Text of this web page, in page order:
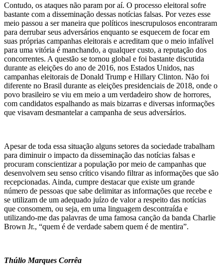
Contudo, os ataques não param por aí. O processo eleitoral sofre
bastante com a disseminação dessas notícias falsas. Por vezes esse
meio passou a ser maneira que políticos inescrupulosos encontraram
para derrubar seus adversários enquanto se esquecem de focar em
suas próprias campanhas eleitorais e acreditam que o meio infalível
para uma vitória é manchando, a qualquer custo, a reputação dos
concorrentes. A questão se tornou global e foi bastante discutida
durante as eleições do ano de 2016, nos Estados Unidos, nas
campanhas eleitorais de Donald Trump e Hillary Clinton. Não foi
diferente no Brasil durante as eleições presidenciais de 2018, onde o
povo brasileiro se viu em meio a um verdadeiro show de horrores,
com candidatos espalhando as mais bizarras e diversas informações
que visavam desmantelar a campanha de seus adversários.
Apesar de toda essa situação alguns setores da sociedade trabalham
para diminuir o impacto da disseminação das notícias falsas e
procuram conscientizar a população por meio de campanhas que
desenvolvem seu senso crítico visando filtrar as informações que são
recepcionadas. Ainda, cumpre destacar que existe um grande
número de pessoas que sabe delimitar as informações que recebe e
se utilizam de um adequado juízo de valor a respeito das notícias
que consomem, ou seja, em uma linguagem descontraída e
utilizando-me das palavras de uma famosa canção da banda Charlie
Brown Jr., “quem é de verdade sabem quem é de mentira”.
Thúlio Marques Corrêa